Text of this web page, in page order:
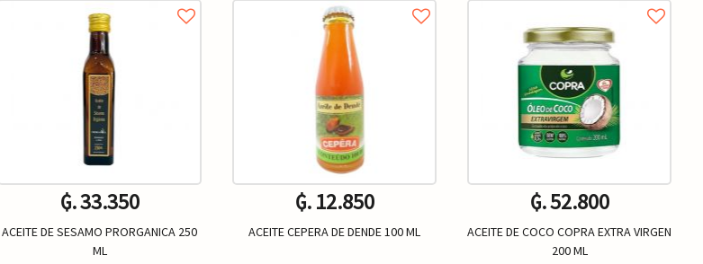
₲. 33.350
ACEITE DE SESAMO PRORGANICA 250
ML
₲. 12.850
ACEITE CEPERA DE DENDE 100 ML
₲. 52.800
ACEITE DE COCO COPRA EXTRA VIRGEN
200 ML